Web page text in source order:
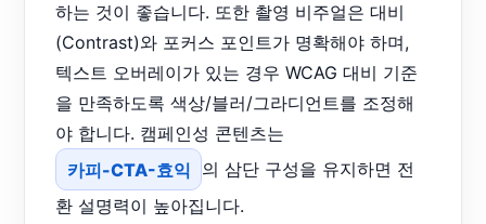
하는 것이 좋습니다. 또한 촬영 비주얼은 대비
(Contrast)와 포커스 포인트가 명확해야 하며,
텍스트 오버레이가 있는 경우 WCAG 대비 기준
을 만족하도록 색상/블러/그라디언트를 조정해
야 합니다. 캠페인성 콘텐츠는
카피-CTA-효익 의 삼단 구성을 유지하면 전
환 설명력이 높아집니다.